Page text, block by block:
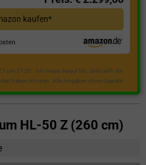
kaufen*
um 21:50 . Ich weise darauf hin, dass sich die
haben können. Alle Angaben ohne Gewähr.
HL-50 Z (260 cm)